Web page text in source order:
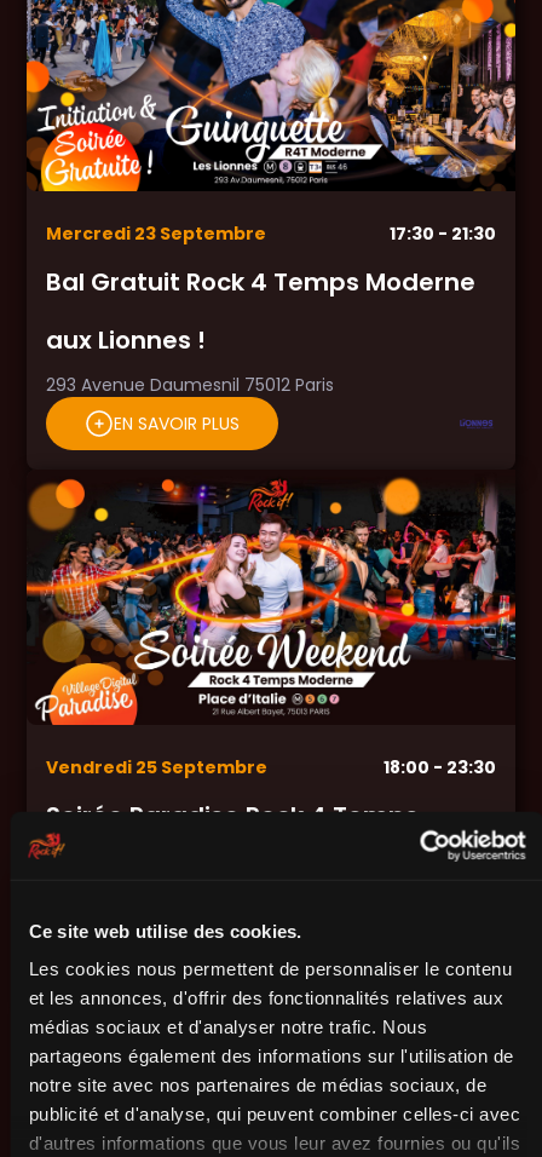
Ce site web utilise des cookies.
Les cookies nous permettent de personnaliser le contenu
et les annonces, d'offrir des fonctionnalités relatives aux
médias sociaux et d'analyser notre trafic. Nous
partageons également des informations sur l'utilisation de
notre site avec nos partenaires de médias sociaux, de
publicité et d'analyse, qui peuvent combiner celles-ci avec
d'autres informations que vous leur avez fournies ou qu'ils
Mercredi 23 Septembre 17:30 - 21:30
Bal Gratuit Rock 4 Temps Moderne
aux Lionnes !
293 Avenue Daumesnil 75012 Paris
EN SAVOIR PLUS
Vendredi 25 Septembre 18:00 - 23:30
Soirée Paradise Rock 4 Temps